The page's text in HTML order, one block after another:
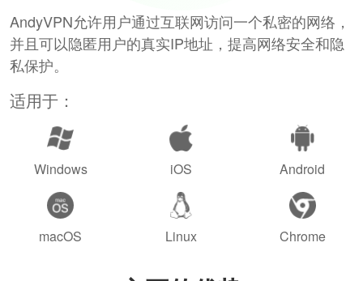
AndyVPN允许用户通过互联网访问一个私密的网络，
并且可以隐匿用户的真实IP地址，提高网络安全和隐
私保护。
适用于：
Windows iOS Android
macOS Linux Chrome